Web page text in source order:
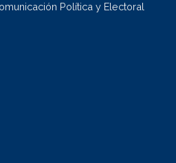
Política y Electoral